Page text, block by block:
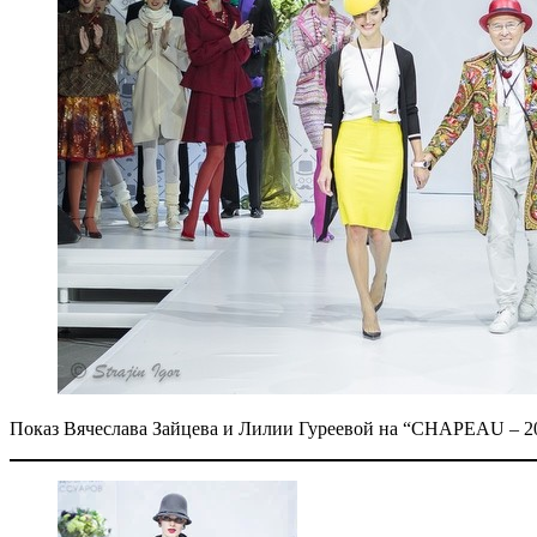
Показ Вячеслава Зайцева и Лилии Гуреевой на “CHAPEAU –